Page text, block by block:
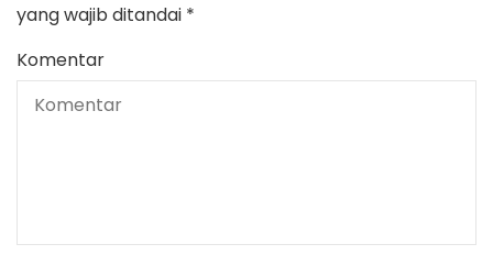
yang wajib ditandai *
Komentar